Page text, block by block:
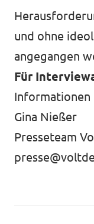
und ohne
angegangen
Für
Informationen
Gina Nießer
Presseteam